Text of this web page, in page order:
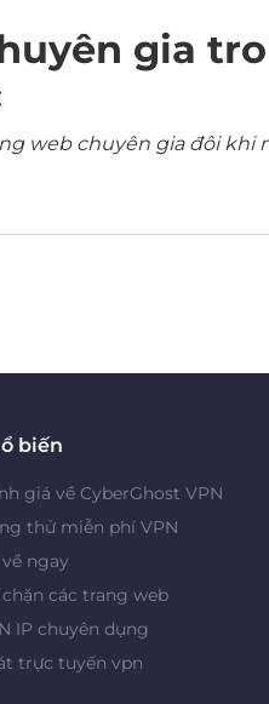
gia
web chuyên gia đôi
biến
giá về CyberGhost VPN
thử miễn phí VPN
ngay
các trang web
IP chuyên dụng
trực tuyến vpn